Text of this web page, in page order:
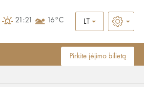
21:21 16°C LT
Pirkite įėjimo bilietą